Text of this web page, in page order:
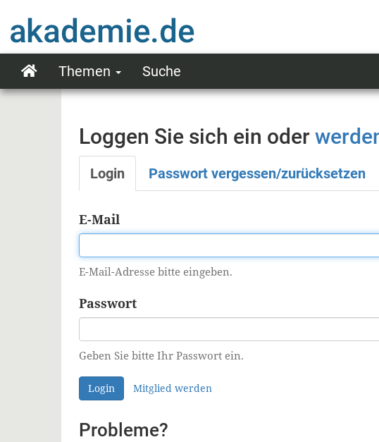
zum
Inhalt
Main
Themen Suche
Loggen Sie sich ein oder
Primäre
Reiter
Login Passwort vergessen/zurücksetzen
E-Mail
E-Mail-Adresse bitte eingeben.
Passwort
Geben Sie bitte Ihr Passwort ein.
Login Mitglied werden
Probleme?